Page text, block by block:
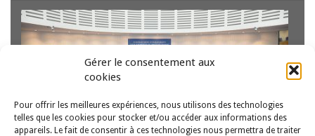
Gérer le consentement aux
cookies
Pour offrir les meilleures expériences, nous utilisons des technologies
telles que les cookies pour stocker et/ou accéder aux informations des
appareils. Le fait de consentir à ces technologies nous permettra de traiter